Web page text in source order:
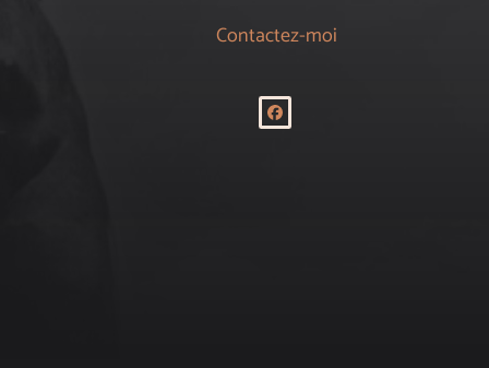
Contactez-moi